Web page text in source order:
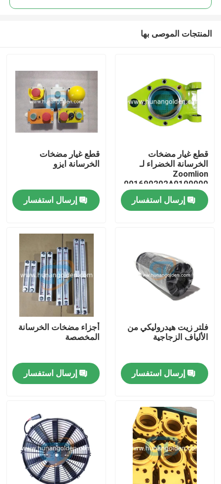
بيت
معلومات عنا
جولة في المعمل
رقابة جودة
أخبار
اطلب اقتباس
قطع غيار مضخة الخرسانة
أنبوب توصيل مضخة الخرسانة
المنتجات الموصى بها
قطع غيار مضخات
الخرسانة الخضراء لـ
Zoomlion
001690202A0100000
إرسال استفسار
قطع غيار مضخات
الخرسانة ايزو
إرسال استفسار
فلتر زيت هيدروليكي من
الألياف الزجاجية
إرسال استفسار
أجزاء مضخات الخرسانة
المخصصة
إرسال استفسار